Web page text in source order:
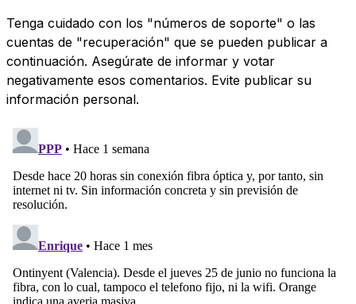
Tenga cuidado con los "números de soporte" o las
cuentas de "recuperación" que se pueden publicar a
continuación. Asegúrate de informar y votar
negativamente esos comentarios. Evite publicar su
información personal.